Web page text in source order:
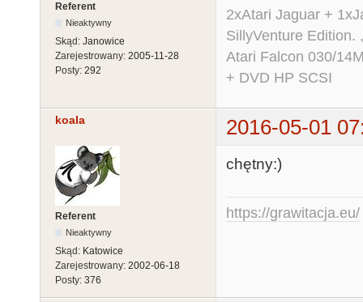
Referent
Nieaktywny
Skąd: Janowice
Zarejestrowany: 2005-11-28
Posty: 292
2xAtari Jaguar +
SillyVenture Edition.
Atari Falcon 030/
+ DVD HP SCSI
koala 2016-05-01
Referent
Nieaktywny
Skąd: Katowice
Zarejestrowany: 2002-06-18
Posty: 376
chętny:)
https://grawitacja.eu/